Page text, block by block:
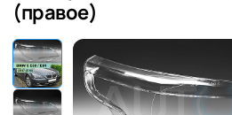
(правое)